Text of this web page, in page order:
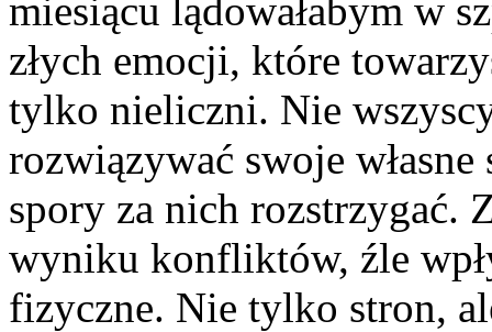
miesiącu lądowałabym w
złych emocji, które
tylko nieliczni. Nie
rozwiązywać swoje
spory za nich rozstrzygać.
wyniku konfliktów, źle
fizyczne. Nie tylko stron,